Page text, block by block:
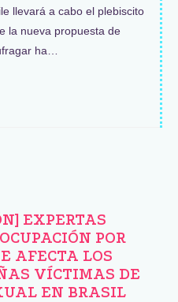
llevará a cabo el plebiscito
la nueva propuesta de
ha…
EXPERTAS
POR
AFECTA LOS
VÍCTIMAS DE
EN BRASIL